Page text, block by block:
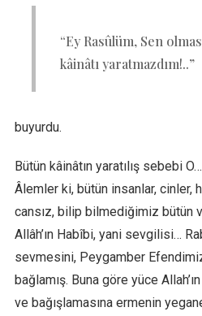
“Ey Rasûlüm, Sen
kâinâtı yaratmazdım!..”
buyurdu.
Bütün kâinâtın yaratılış sebebi
Âlemler ki, bütün insanlar, cinler,
cansız, bilip bilmediğimiz bütün
Allâh’ın Habîbi, yani sevgilisi…
sevmesini, Peygamber
bağlamış. Buna göre yüce
ve bağışlamasına ermenin